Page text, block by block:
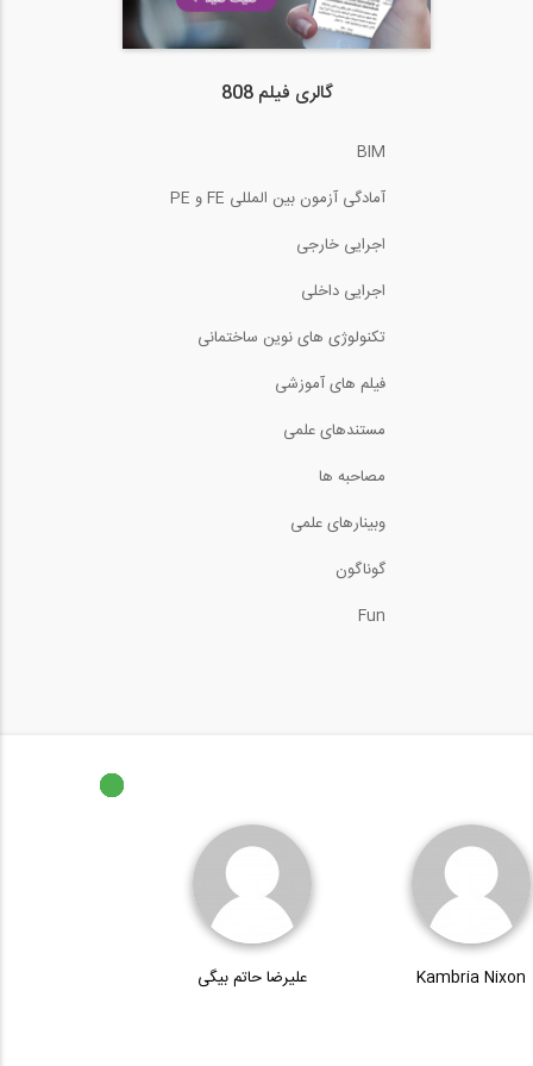
گالری فیلم 808
BIM
آمادگی آزمون بین المللی FE و PE
اجرایی خارجی
اجرایی داخلی
تکنولوژی های نوین ساختمانی
فیلم های آموزشی
مستندهای علمی
مصاحبه ها
وبینارهای علمی
گوناگون
Fun
Kambria Nixon علیرضا حاتم بیگی